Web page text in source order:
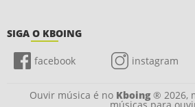
SIGA O KBOING
facebook instagram
Ouvir música é no Kboing® 2026,
músicas para